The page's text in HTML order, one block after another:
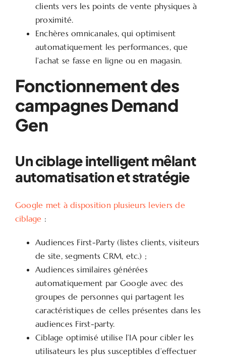
clients vers les points de vente physiques à
proximité.
Enchères omnicanales, qui optimisent
automatiquement les performances, que
l’achat se fasse en ligne ou en magasin.
Fonctionnement des
campagnes Demand
Gen
Un ciblage intelligent mêlant
automatisation et stratégie
Google met à disposition plusieurs leviers de
ciblage :
Audiences First-Party (listes clients, visiteurs
de site, segments CRM, etc.) ;
Audiences similaires générées
automatiquement par Google avec des
groupes de personnes qui partagent les
caractéristiques de celles présentes dans les
audiences First-party.
Ciblage optimisé utilise l’IA pour cibler les
utilisateurs les plus susceptibles d’effectuer